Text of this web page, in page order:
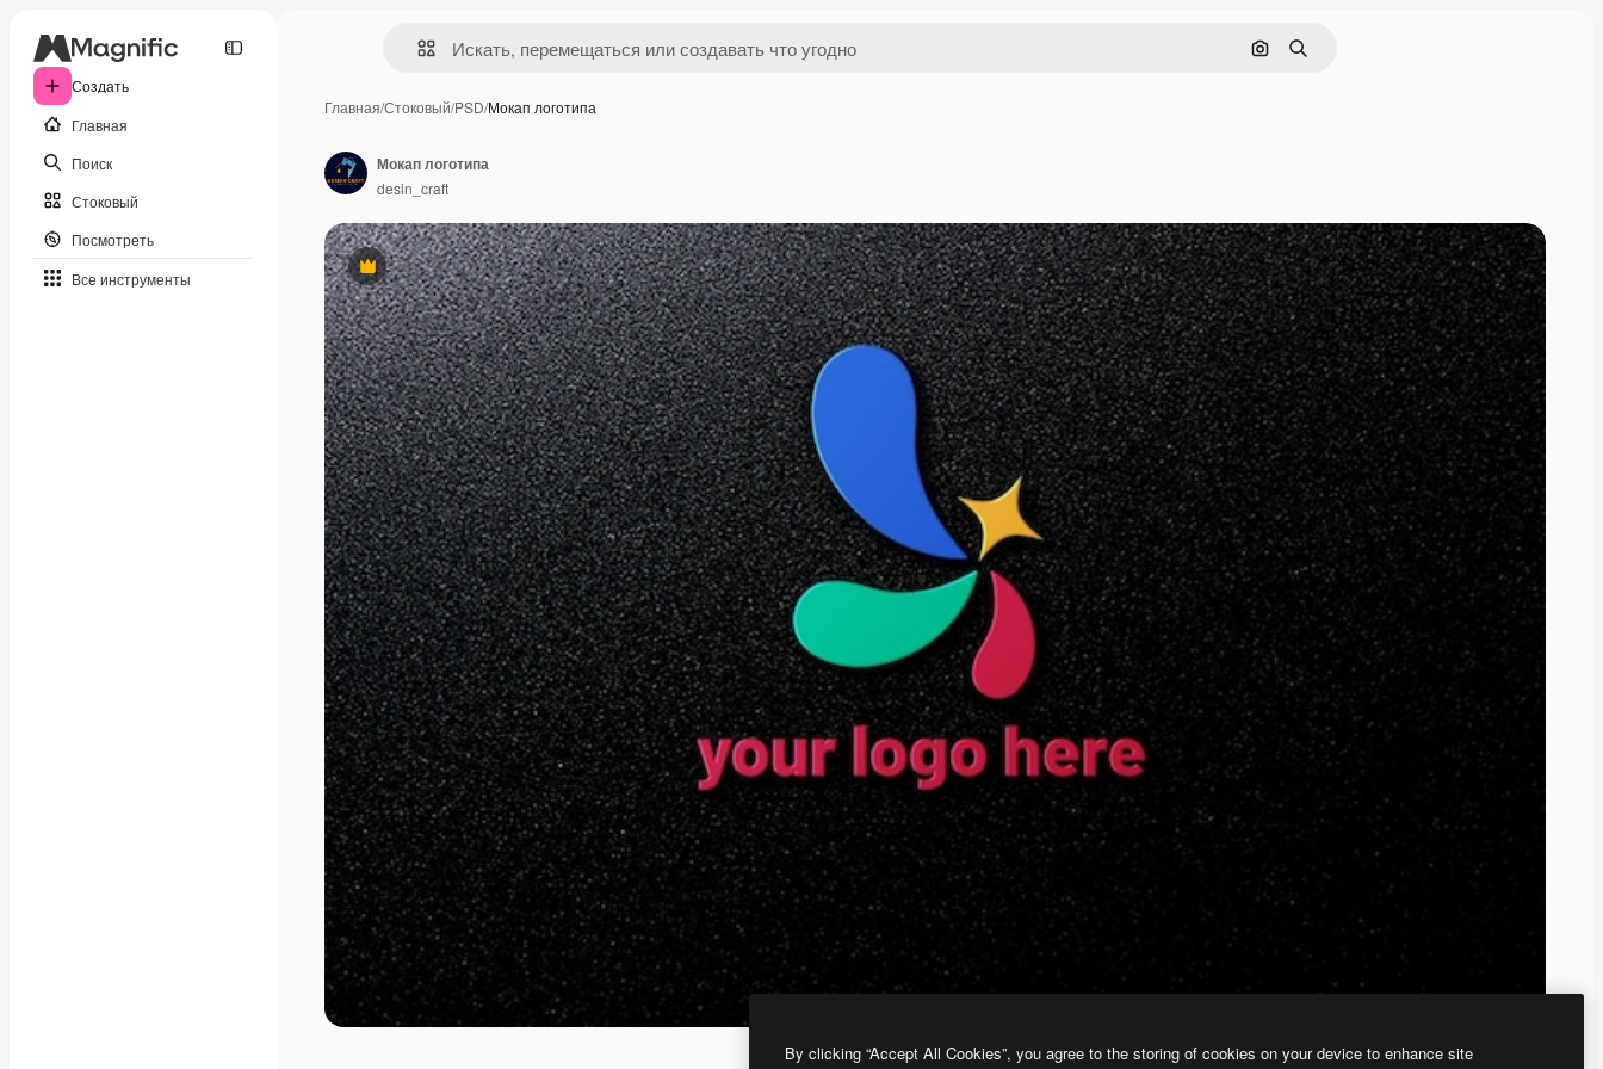
Создать
Главная
Поиск
Стоковый
Посмотреть
Все инструменты
Поиск по изображению
Поиск
Главная/Стоковый/PSD/Мокап логотипа
Премиум
Мокап логотипа
desin_craft
By clicking “Accept All Cookies”, you agree to the storing of cookies on your device to enhance site